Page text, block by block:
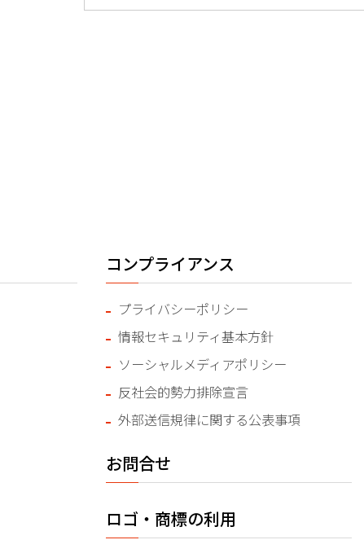
コンプライアンス
プライバシーポリシー
情報セキュリティ基本方針
ソーシャルメディアポリシー
反社会的勢力排除宣言
外部送信規律に関する公表事項
お問合せ
ロゴ・商標の利用